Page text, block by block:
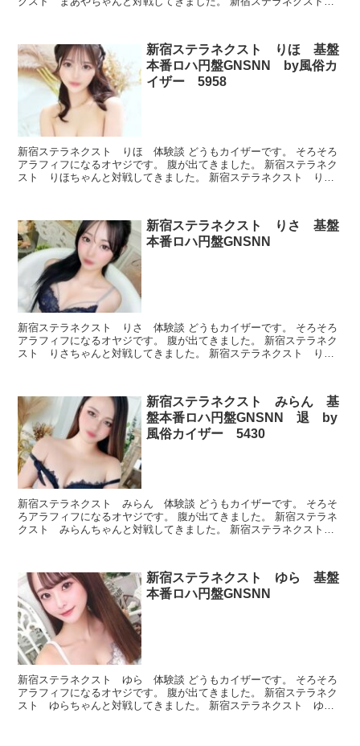
新宿ステラネクスト りほ 基盤
本番ロハ円盤GNSNN by風俗カ
イザー 5958
新宿ステラネクスト りほ 体験談 どうもカイザーです。 そろそろ
アラフィフになるオヤジです。 腹が出てきました。 新宿ステラネク
スト りほちゃんと対戦してきました。 新宿ステラネクスト り
新宿ステラネクスト りさ 基盤
本番ロハ円盤GNSNN
新宿ステラネクスト りさ 体験談 どうもカイザーです。 そろそろ
アラフィフになるオヤジです。 腹が出てきました。 新宿ステラネク
スト りさちゃんと対戦してきました。 新宿ステラネクスト り
新宿ステラネクスト みらん 基
盤本番ロハ円盤GNSNN 退 by
風俗カイザー 5430
新宿ステラネクスト みらん 体験談 どうもカイザーです。 そろそ
ろアラフィフになるオヤジです。 腹が出てきました。 新宿ステラネ
クスト みらんちゃんと対戦してきました。 新宿ステラネクスト
新宿ステラネクスト ゆら 基盤
本番ロハ円盤GNSNN
新宿ステラネクスト ゆら 体験談 どうもカイザーです。 そろそろ
アラフィフになるオヤジです。 腹が出てきました。 新宿ステラネク
スト ゆらちゃんと対戦してきました。 新宿ステラネクスト ゆ